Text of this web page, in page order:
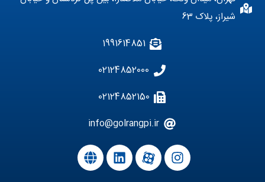
شیراز، پلاک 63
1991614851
02124852000
02124852150
info@golrangpi.ir